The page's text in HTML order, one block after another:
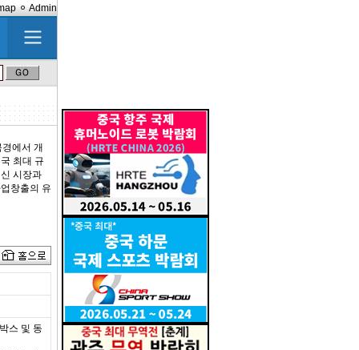
Admin
에서 개
최대 규
시장과
창출의 유
스 및 동